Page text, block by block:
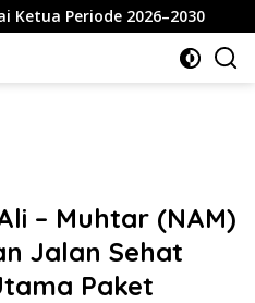
2026–2030
– Muhtar (NAM)
Jalan Sehat
Paket